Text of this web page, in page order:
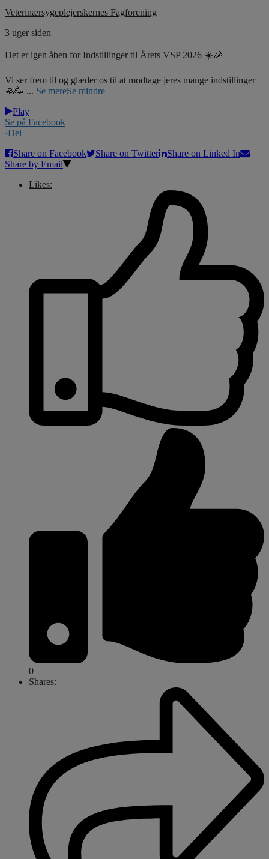
Veterinærsygeplejerskernes Fagforening
3 uger siden
Det er igen åben for Indstillinger til Årets VSP 2026 ☀️🎉
Vi ser frem til og glæder os til at modtage jeres mange indstillinger
🙏🥳 ... Se mereSe mindre
Play
Se på Facebook
·Del
Share on Facebook
Share on Twitter
Share on Linked In
Share by Email
Likes:
0
Shares: